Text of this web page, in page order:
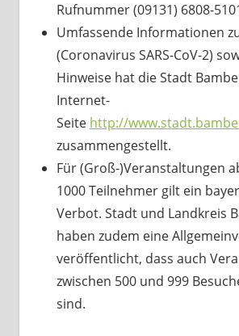
Rufnummer (09131) 6808-
Umfassende Informationen
(Coronavirus SARS-CoV-2)
Hinweise hat die Stadt
Internet-
Seite http://
zusammengestellt.
Für (Groß-)Veranstaltungen
1000 Teilnehmer gilt ein
Verbot. Stadt und Landkreis
haben zudem eine
veröffentlicht, dass auch
zwischen 500 und 999
sind.